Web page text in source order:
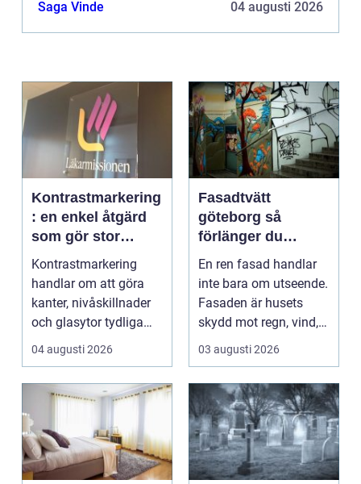
Saga Vinde 04 augusti 2026
Kontrastmarkering
: en enkel åtgärd
som gör stor
skillnad
Kontrastmarkering
handlar om att göra
kanter, nivåskillnader
och glasytor tydliga
med hj&...
04 augusti 2026
Fasadtvätt
göteborg så
förlänger du
fasadens livslängd
En ren fasad handlar
inte bara om utseende.
Fasaden är husets
skydd mot regn, vind,
avgaser och påvä...
03 augusti 2026